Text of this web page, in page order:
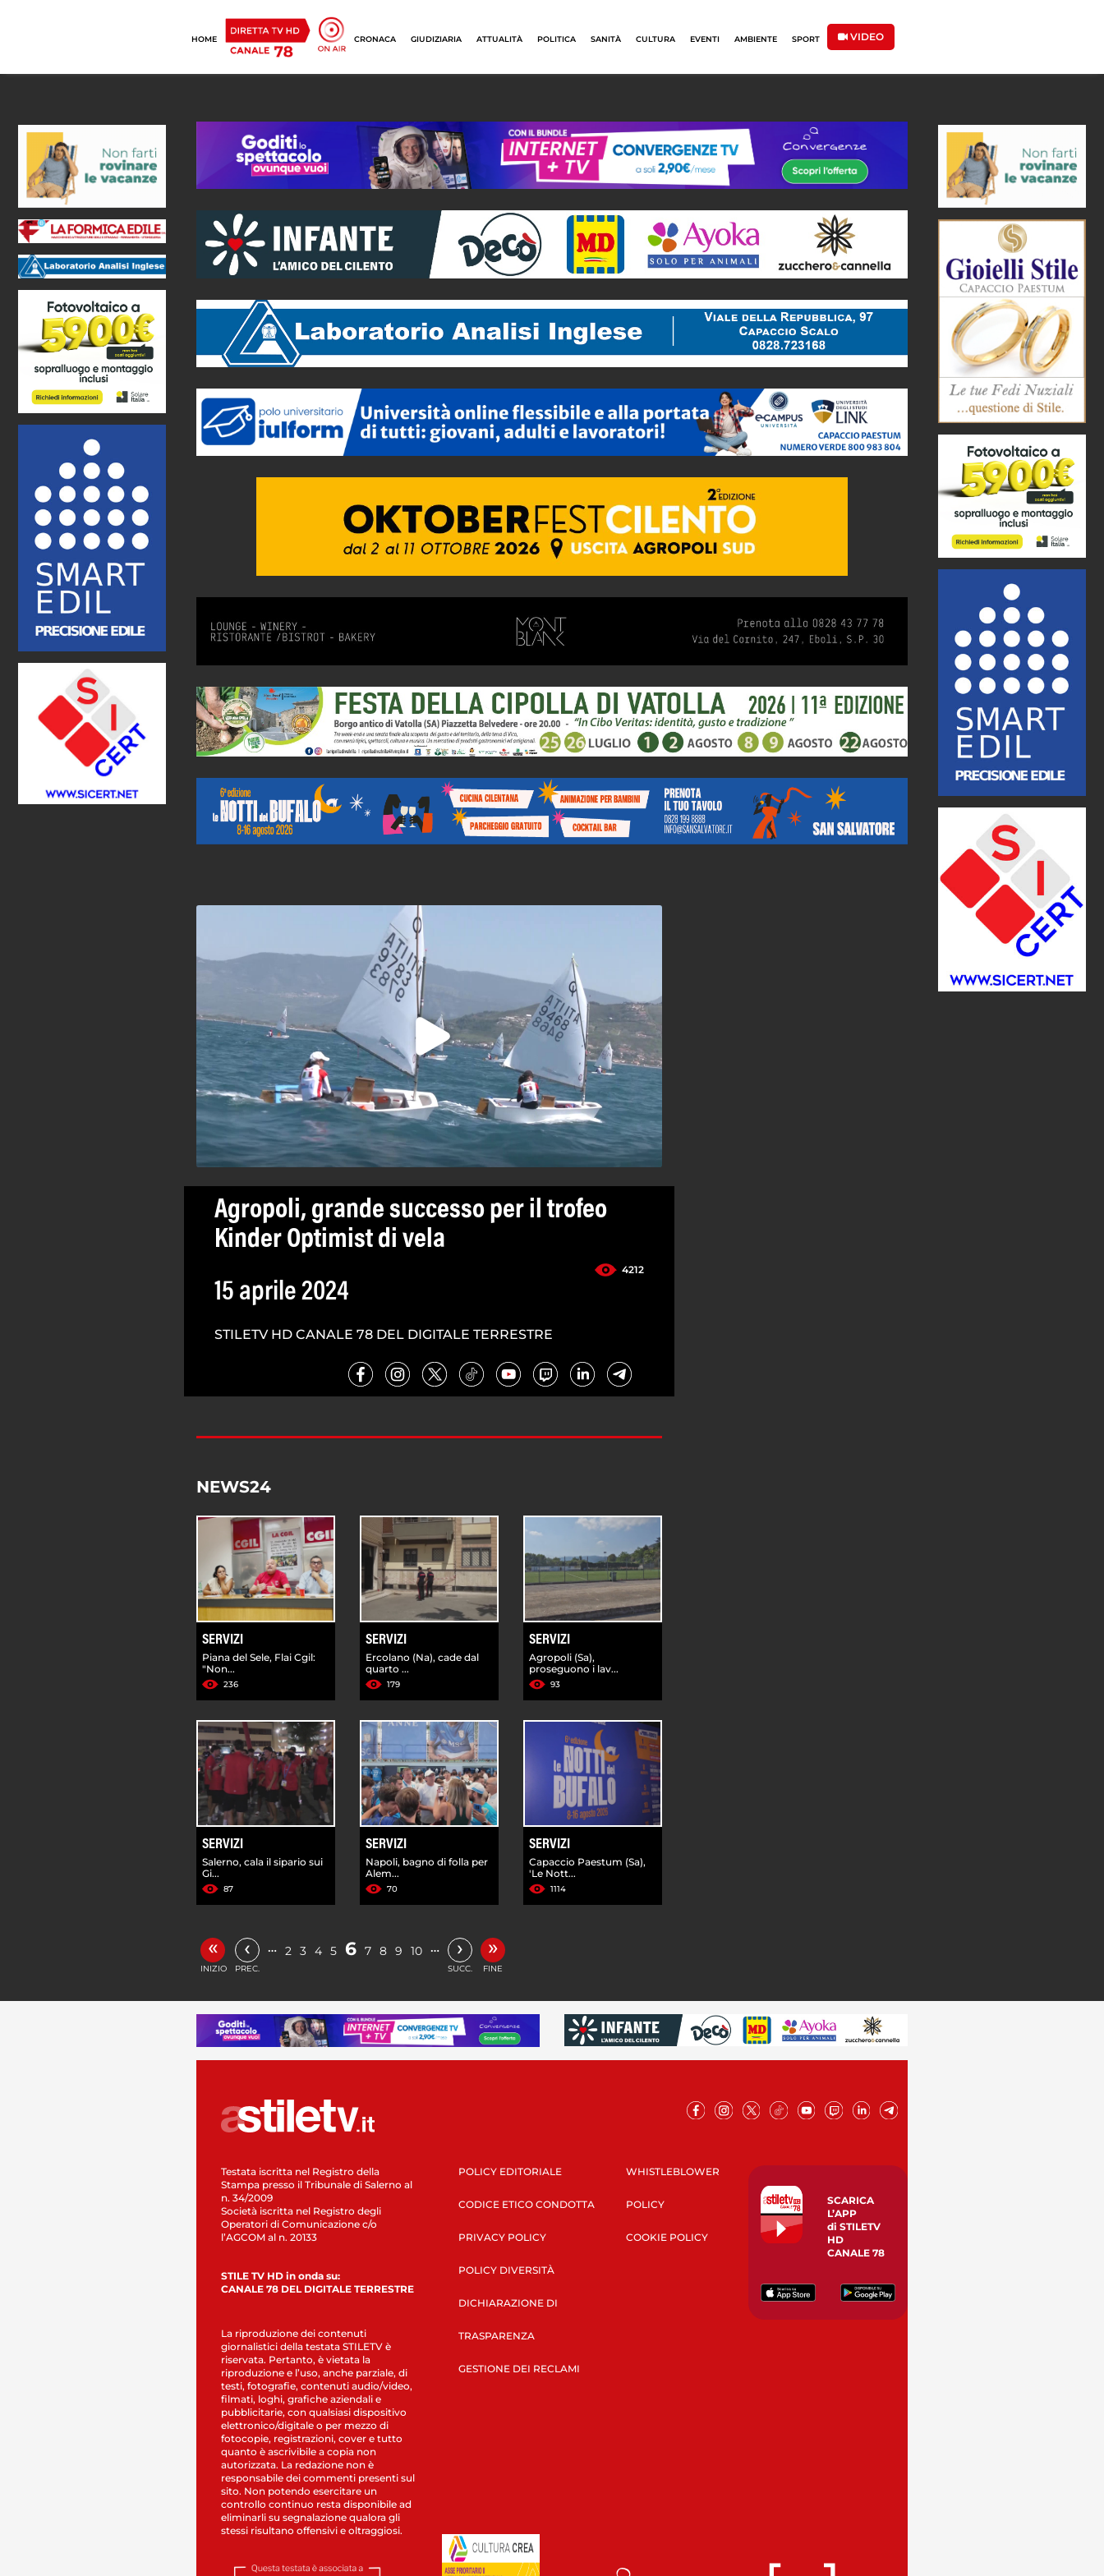
HOME CRONACA GIUDIZIARIA ATTUALITÀ POLITICA SANITÀ CULTURA EVENTI AMBIENTE SPORT VIDEO
Agropoli, grande successo per il trofeo
Kinder Optimist di vela
4212
15 aprile 2024
STILETV HD CANALE 78 DEL DIGITALE TERRESTRE
NEWS24
SERVIZI
Piana del Sele, Flai Cgil:
"Non...
236
SERVIZI
Ercolano (Na), cade dal
quarto ...
179
SERVIZI
Agropoli (Sa),
proseguono i lav...
93
SERVIZI
Salerno, cala il sipario sui
Gi...
87
SERVIZI
Napoli, bagno di folla per
Alem...
70
SERVIZI
Capaccio Paestum (Sa),
'Le Nott...
1114
«
INIZIO
‹
PREC.
… 2 3 4 5 6 7 8 9 10 … ›
SUCC.
»
FINE
Testata iscritta nel Registro della
Stampa presso il Tribunale di Salerno al
n. 34/2009
Società iscritta nel Registro degli
Operatori di Comunicazione c/o
l’AGCOM al n. 20133
STILE TV HD in onda su:
CANALE 78 DEL DIGITALE TERRESTRE
La riproduzione dei contenuti
giornalistici della testata STILETV è
riservata. Pertanto, è vietata la
riproduzione e l’uso, anche parziale, di
testi, fotografie, contenuti audio/video,
filmati, loghi, grafiche aziendali e
pubblicitarie, con qualsiasi dispositivo
elettronico/digitale o per mezzo di
fotocopie, registrazioni, cover e tutto
quanto è ascrivibile a copia non
autorizzata. La redazione non è
responsabile dei commenti presenti sul
sito. Non potendo esercitare un
controllo continuo resta disponibile ad
eliminarli su segnalazione qualora gli
stessi risultano offensivi e oltraggiosi.
POLICY EDITORIALE
CODICE ETICO CONDOTTA
PRIVACY POLICY
POLICY DIVERSITÀ
DICHIARAZIONE DI
TRASPARENZA
GESTIONE DEI RECLAMI
WHISTLEBLOWER
POLICY
COOKIE POLICY
SCARICA
L’APP
di STILETV
HD
CANALE 78